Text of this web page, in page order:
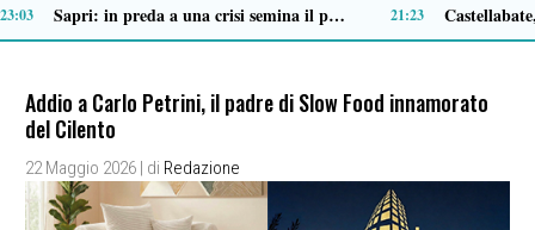
Ascea, nuova giunta per Sansone: Filippo Dragone vicesindaco, Egidio Criscuolo assessore ai Lavori Pubblici 14:51 Tortorella celebra la Fiera di San Basilio: tra antichi mestieri, bestiame e la musica della Bandabardò 14:49
Addio a Carlo Petrini, il padre di Slow Food innamorato
del Cilento
22 Maggio 2026 | di Redazione